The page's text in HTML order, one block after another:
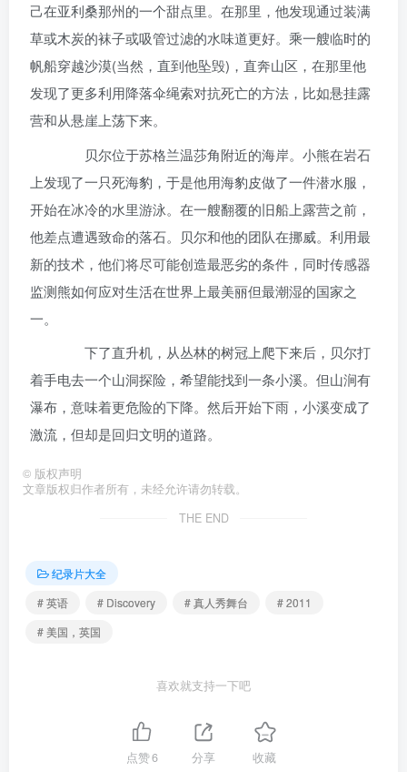
己在亚利桑那州的一个甜点里。在那里，他发现通过装满
草或木炭的袜子或吸管过滤的水味道更好。乘一艘临时的
帆船穿越沙漠(当然，直到他坠毁)，直奔山区，在那里他
发现了更多利用降落伞绳索对抗死亡的方法，比如悬挂露
营和从悬崖上荡下来。
贝尔位于苏格兰温莎角附近的海岸。小熊在岩石
上发现了一只死海豹，于是他用海豹皮做了一件潜水服，
开始在冰冷的水里游泳。在一艘翻覆的旧船上露营之前，
他差点遭遇致命的落石。贝尔和他的团队在挪威。利用最
新的技术，他们将尽可能创造最恶劣的条件，同时传感器
监测熊如何应对生活在世界上最美丽但最潮湿的国家之
一。
下了直升机，从丛林的树冠上爬下来后，贝尔打
着手电去一个山洞探险，希望能找到一条小溪。但山涧有
瀑布，意味着更危险的下降。然后开始下雨，小溪变成了
激流，但却是回归文明的道路。
© 版权声明
文章版权归作者所有，未经允许请勿转载。
THE END
纪录片大全
# 英语
# Discovery # 真人秀舞台
# 2011
# 美国，英国
喜欢就支持一下吧
点赞6 分享 收藏